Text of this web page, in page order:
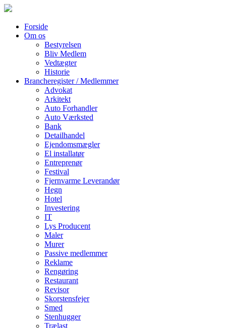
Forside
Om os
Bestyrelsen
Bliv Medlem
Vedtægter
Historie
Brancheregister / Medlemmer
Advokat
Arkitekt
Auto Forhandler
Auto Værksted
Bank
Detailhandel
Ejendomsmægler
El installatør
Entreprenør
Festival
Fjernvarme Leverandør
Hegn
Hotel
Investering
IT
Lys Producent
Maler
Murer
Passive medlemmer
Reklame
Rengøring
Restaurant
Revisor
Skorstensfejer
Smed
Stenhugger
Trælast